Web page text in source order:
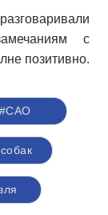
с
позитивно.
#САО